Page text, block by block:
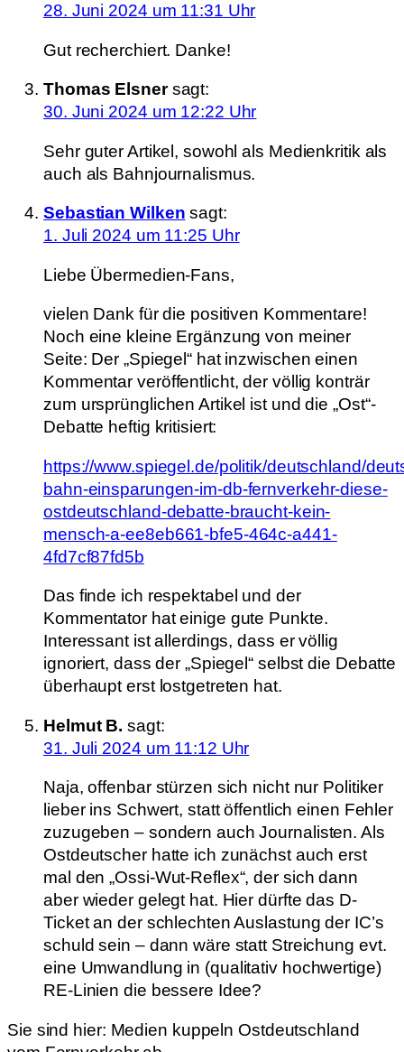
28. Juni 2024 um 11:31 Uhr
Gut recherchiert. Danke!
Thomas Elsner sagt:
30. Juni 2024 um 12:22 Uhr
Sehr guter Artikel, sowohl als Medienkritik als
auch als Bahnjournalismus.
Sebastian Wilken sagt:
1. Juli 2024 um 11:25 Uhr
Liebe Übermedien-Fans,
vielen Dank für die positiven Kommentare!
Noch eine kleine Ergänzung von meiner
Seite: Der „Spiegel“ hat inzwischen einen
Kommentar veröffentlicht, der völlig konträr
zum ursprünglichen Artikel ist und die „Ost“-
Debatte heftig kritisiert:
https://www.spiegel.de/politik/deutschland/
bahn-einsparungen-im-db-fernverkehr-diese-
ostdeutschland-debatte-braucht-kein-
mensch-a-ee8eb661-bfe5-464c-a441-
4fd7cf87fd5b
Das finde ich respektabel und der
Kommentator hat einige gute Punkte.
Interessant ist allerdings, dass er völlig
ignoriert, dass der „Spiegel“ selbst die Debatte
überhaupt erst lostgetreten hat.
Helmut B. sagt:
31. Juli 2024 um 11:12 Uhr
Naja, offenbar stürzen sich nicht nur Politiker
lieber ins Schwert, statt öffentlich einen Fehler
zuzugeben – sondern auch Journalisten. Als
Ostdeutscher hatte ich zunächst auch erst
mal den „Ossi-Wut-Reflex“, der sich dann
aber wieder gelegt hat. Hier dürfte das D-
Ticket an der schlechten Auslastung der IC’s
schuld sein – dann wäre statt Streichung evt.
eine Umwandlung in (qualitativ hochwertige)
RE-Linien die bessere Idee?
Sie sind hier: Medien kuppeln Ostdeutschland